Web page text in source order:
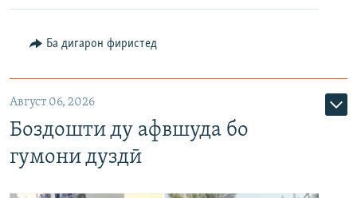
Ба дигарон фиристед
Август 06, 2026
Боздошти ду афвшуда бо
гумони дуздӣ